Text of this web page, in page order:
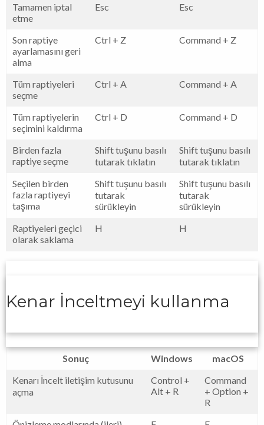
Tamamen iptal
etme
Esc Esc
Son raptiye
ayarlamasını geri
alma
Ctrl + Z Command + Z
Tüm raptiyeleri
seçme
Ctrl + A Command + A
Tüm raptiyelerin
seçimini kaldırma
Ctrl + D Command + D
Birden fazla
raptiye seçme
Shift tuşunu basılı
tutarak tıklatın
Shift tuşunu basılı
tutarak tıklatın
Seçilen birden
fazla raptiyeyi
taşıma
Shift tuşunu basılı
tutarak
sürükleyin
Shift tuşunu basılı
tutarak
sürükleyin
Raptiyeleri geçici
olarak saklama
H H
Kenar İnceltmeyi kullanma
Sonuç Windows
macOS
Kenarı İncelt iletişim kutusunu
açma
Control +
Alt + R
Command
+ Option +
R